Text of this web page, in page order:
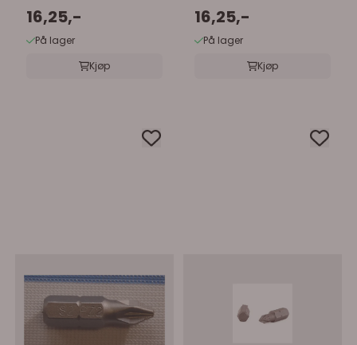
16,25,-
På lager
Kjøp
16,25,-
På lager
Kjøp